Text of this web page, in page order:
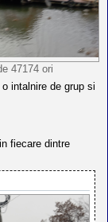
47174 ori
intalnire de grup si
fiecare dintre